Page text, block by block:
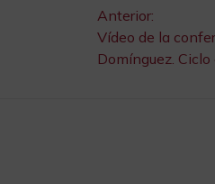
de
Anterior:
Vídeo de la
Domínguez. Ciclo